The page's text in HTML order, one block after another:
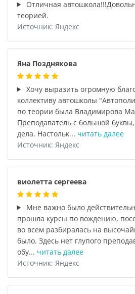
Отличная
теорией.
Источник: Яндекс
Яна Позднякова
Хочу выразить огромную
коллективу автошколы
по теории была Владимирова
Преподаватель с большой
дела. Настольк... читать далее
Источник: Яндекс
виолетта сергеева
Мне важно было
прошла курсы по вождению,
во всем разбиралась на
было. Здесь нет глупого
обу... читать далее
Источник: Яндекс